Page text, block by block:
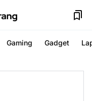
Gaming Gadget